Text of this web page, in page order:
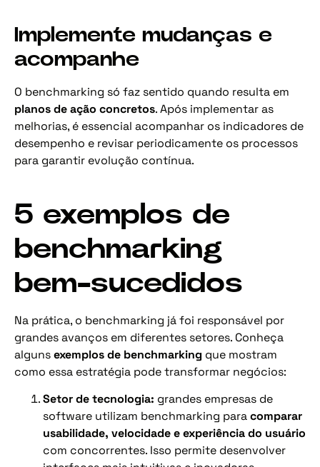
Implemente mudanças e
acompanhe
O benchmarking só faz sentido quando resulta em
planos de ação concretos. Após implementar as
melhorias, é essencial acompanhar os indicadores de
desempenho e revisar periodicamente os processos
para garantir evolução contínua.
5 exemplos de
benchmarking
bem-sucedidos
Na prática, o benchmarking já foi responsável por
grandes avanços em diferentes setores. Conheça
algunsexemplos de benchmarking que mostram
como essa estratégia pode transformar negócios:
Setor de tecnologia: grandes empresas de
software utilizam benchmarking paracomparar
usabilidade, velocidade e experiência do usuário
com concorrentes. Isso permite desenvolver